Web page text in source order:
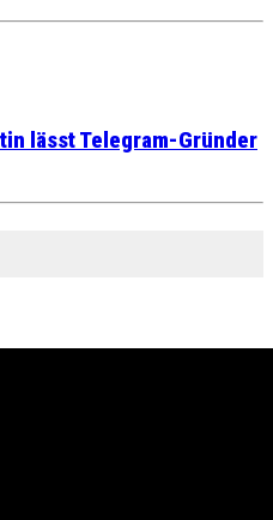
lässt Telegram-Gründer